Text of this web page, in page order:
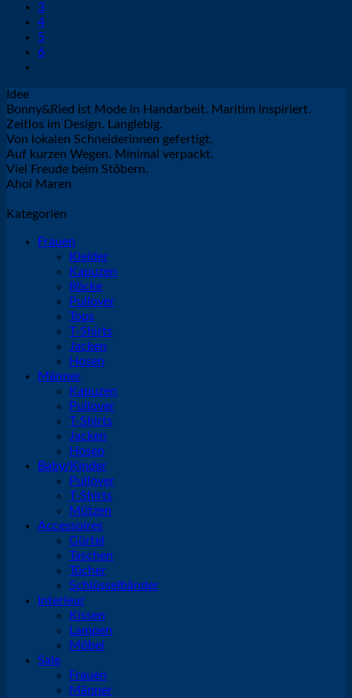
3
4
5
6
Idee
Bonny&Ried ist Mode in Handarbeit. Maritim inspiriert.
Zeitlos im Design. Langlebig.
Von lokalen Schneiderinnen gefertigt.
Auf kurzen Wegen. Minimal verpackt.
Viel Freude beim Stöbern.
Ahoi Maren
Kategorien
Frauen
Kleider
Kapuzen
Röcke
Pullover
Tops
T-Shirts
Jacken
Hosen
Männer
Kapuzen
Pullover
T-Shirts
Jacken
Hosen
Baby/Kinder
Pullover
T-Shirts
Mützen
Accessoires
Gürtel
Taschen
Tücher
Schlüsselbänder
Interieur
Kissen
Lampen
Möbel
Sale
Frauen
Männer